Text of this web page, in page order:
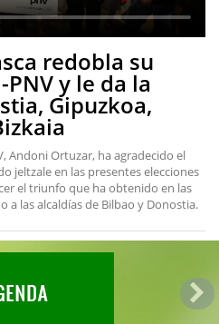
redobla su
y le da la
Gipuzkoa,
Andoni Ortuzar, ha agradecido el
jeltzale en las presentes elecciones
el triunfo que ha obtenido en las
a las alcaldías de Bilbao y Donostia.